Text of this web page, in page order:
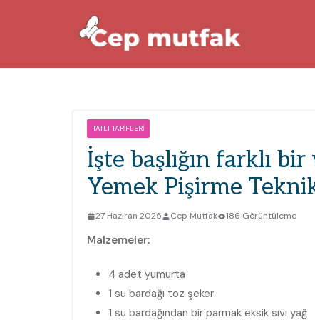
TATLI TARIFLERI
İşte başlığın farklı
Yemek Pişirme
27 Haziran 2025 Cep Mutfak 186 Görüntüleme
Malzemeler:
4 adet yumurta
1 su bardağı toz şeker
1 su bardağından bir parmak eksik sıvı yağ